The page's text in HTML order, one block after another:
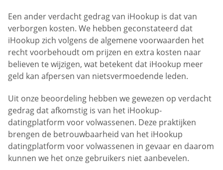
Een ander verdacht gedrag van iHookup is dat van
verborgen kosten. We hebben geconstateerd dat
iHookup zich volgens de algemene voorwaarden het
recht voorbehoudt om prijzen en extra kosten naar
believen te wijzigen, wat betekent dat iHookup meer
geld kan afpersen van nietsvermoedende leden.
Uit onze beoordeling hebben we gewezen op verdacht
gedrag dat afkomstig is van het iHookup-
datingplatform voor volwassenen. Deze praktijken
brengen de betrouwbaarheid van het iHookup
datingplatform voor volwassenen in gevaar en daarom
kunnen we het onze gebruikers niet aanbevelen.